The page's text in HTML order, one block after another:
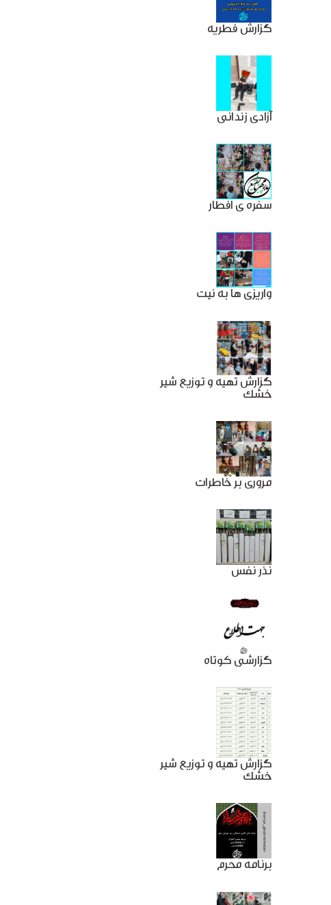
گزارش فطریه
آزادی زندانی
سفره ی افطار
واریزی ها به نیت
گزارش تهیه و توزیع شیر
خشک
مروری بر خاطرات
نذر نفس
گزارشی کوتاه
گزارش تهیه و توزیع شیر
خشک
برنامه محرم